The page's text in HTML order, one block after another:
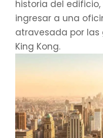
historia del
ingresar a una
atravesada por
King Kong.